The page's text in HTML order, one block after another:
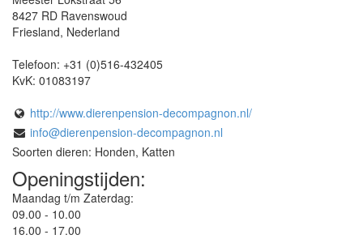
8427 RD Ravenswoud
Friesland, Nederland
Telefoon: +31 (0)516-432405
KvK: 01083197
http://www.dierenpension-decompagnon.nl/
info@dierenpension-decompagnon.nl
Soorten dieren: Honden, Katten
Openingstijden:
Maandag t/m Zaterdag:
09.00 - 10.00
16.00 - 17.00